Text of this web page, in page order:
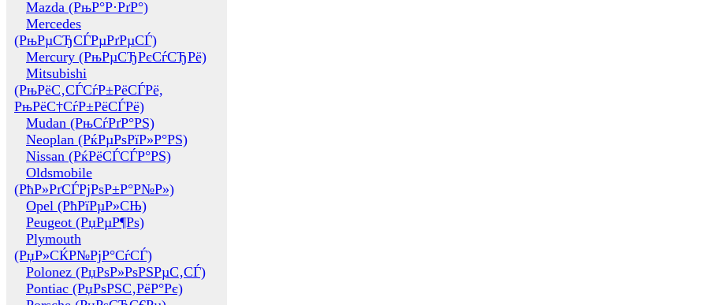
Mazda (РњР°Р·РґР°)
Mercedes
(РњРµСЂСЃРµРґРµСЃ)
Mercury (РњРµСЂРєСѓСЂРё)
Mitsubishi
(РњРёС‚СЃСѓР±РёСЃРё,
РњРёС†СѓР±РёСЃРё)
Mudan (РњСѓРґР°РЅ)
Neoplan (РќРµРѕРїР»Р°РЅ)
Nissan (РќРёСЃСЃР°РЅ)
Oldsmobile
(РћР»РґСЃРјРѕР±Р°Р№Р»)
Opel (РћРїРµР»СЊ)
Peugeot (РџРµР¶Рѕ)
Plymouth
(РџР»СЌР№РјР°СѓСЃ)
Polonez (РџРѕР»РѕРЅРµС‚СЃ)
Pontiac (РџРѕРЅС‚РёР°Рє)